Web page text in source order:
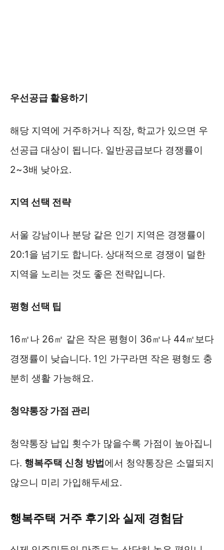
우선공급 활용하기
해당 지역에 거주하거나 직장, 학교가 있으면 우
선공급 대상이 됩니다. 일반공급보다 경쟁률이
2~3배 낮아요.
지역 선택 전략
서울 강남이나 분당 같은 인기 지역은 경쟁률이
20:1을 넘기도 합니다. 상대적으로 경쟁이 덜한
지역을 노리는 것도 좋은 전략입니다.
평형 선택 팁
16㎡나 26㎡ 같은 작은 평형이 36㎡나 44㎡보다
경쟁률이 낮습니다. 1인 가구라면 작은 평형도 충
분히 생활 가능해요.
청약통장 가점 관리
청약통장 납입 횟수가 많을수록 가점이 높아집니
다. 행복주택 신청 방법 에서 청약통장은 소멸되지
않으니 미리 가입해두세요.
행복주택 거주 후기와 실제 경험담